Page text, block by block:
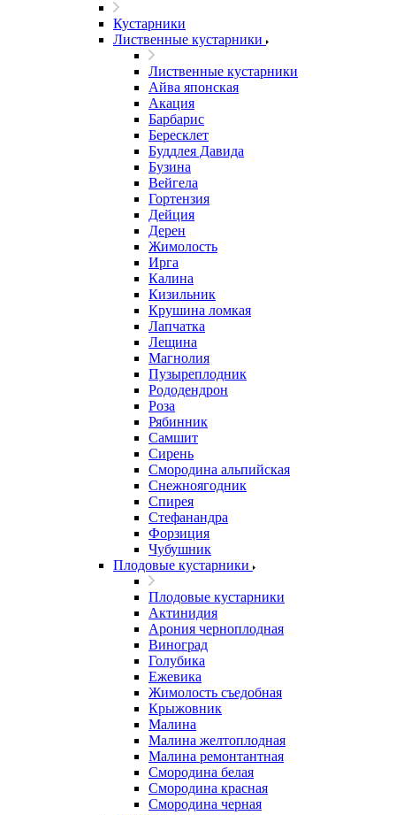
Кустарники
Лиственные кустарники
Лиственные кустарники
Айва японская
Акация
Барбарис
Бересклет
Буддлея Давида
Бузина
Вейгела
Гортензия
Дейция
Дерен
Жимолость
Ирга
Калина
Кизильник
Крушина ломкая
Лапчатка
Лещина
Магнолия
Пузыреплодник
Рододендрон
Роза
Рябинник
Самшит
Сирень
Смородина альпийская
Снежноягодник
Спирея
Стефанандра
Форзиция
Чубушник
Плодовые кустарники
Плодовые кустарники
Актинидия
Арония черноплодная
Виноград
Голубика
Ежевика
Жимолость съедобная
Крыжовник
Малина
Малина желтоплодная
Малина ремонтантная
Смородина белая
Смородина красная
Смородина черная